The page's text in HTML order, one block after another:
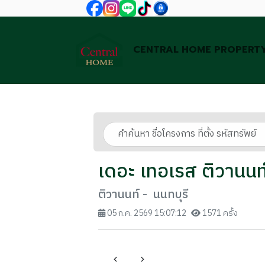
CENTRAL HOME
เดอะ เทอเรส ติวานน
ติวานนท์ - นนทบุรี
05 ก.ค. 2569 15:07:12 1571 ครั้ง